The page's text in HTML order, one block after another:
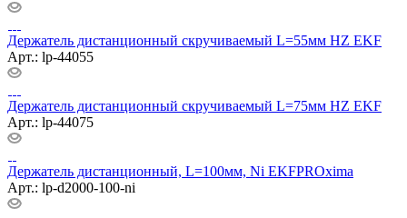
Держатель дистанционный скручиваемый L=55мм HZ EKF
Арт.: lp-44055
Держатель дистанционный скручиваемый L=75мм HZ EKF
Арт.: lp-44075
Держатель дистанционный, L=100мм, Ni EKFPROxima
Арт.: lp-d2000-100-ni